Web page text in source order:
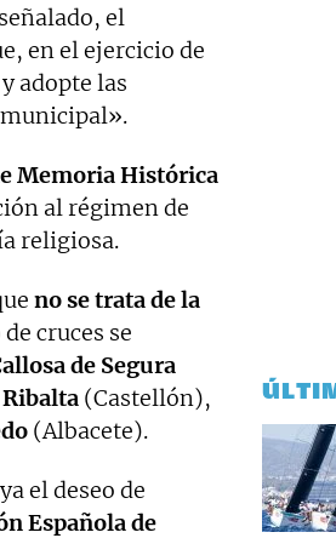
el
en el ejercicio de
adopte las
Memoria Histórica
al régimen de
religiosa.
no se trata de la
cruces se
de Segura
(Castellón),
(Albacete).
el deseo de
Española de